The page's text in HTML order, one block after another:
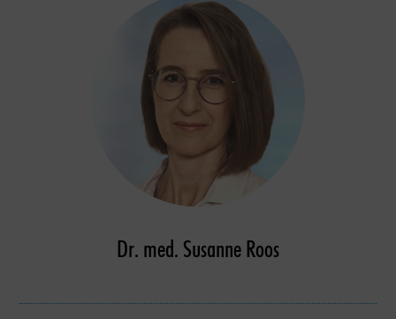
Dr. med. Susanne Roos